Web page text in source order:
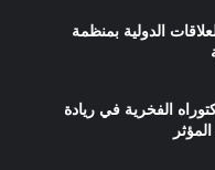
الدولية بمنظمة
الفخرية في ريادة